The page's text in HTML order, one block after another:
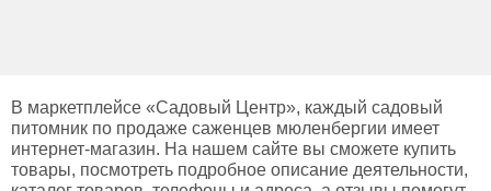
В маркетплейсе «Садовый Центр», каждый садовый
питомник по продаже саженцев мюленбергии имеет
интернет-магазин. На нашем сайте вы сможете купить
товары, посмотреть подробное описание деятельности,